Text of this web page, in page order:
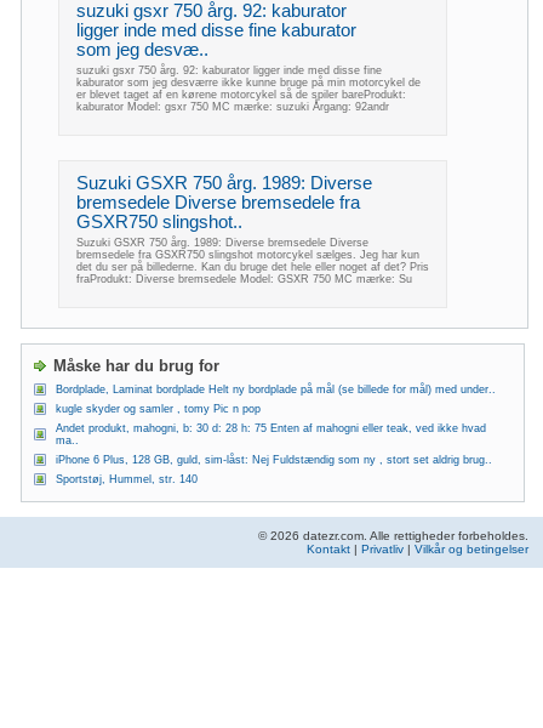
suzuki gsxr 750 årg. 92: kaburator
ligger inde med disse fine kaburator
som jeg desvæ..
suzuki gsxr 750 årg. 92: kaburator ligger inde med disse fine
kaburator som jeg desværre ikke kunne bruge på min motorcykel de
er blevet taget af en kørene motorcykel så de spiler bareProdukt:
kaburator Model: gsxr 750 MC mærke: suzuki Årgang: 92andr
Suzuki GSXR 750 årg. 1989: Diverse
bremsedele Diverse bremsedele fra
GSXR750 slingshot..
Suzuki GSXR 750 årg. 1989: Diverse bremsedele Diverse
bremsedele fra GSXR750 slingshot motorcykel sælges. Jeg har kun
det du ser på billederne. Kan du bruge det hele eller noget af det? Pris
fraProdukt: Diverse bremsedele Model: GSXR 750 MC mærke: Su
Måske har du brug for
Bordplade, Laminat bordplade Helt ny bordplade på mål (se billede for mål) med under..
kugle skyder og samler , tomy Pic n pop
Andet produkt, mahogni, b: 30 d: 28 h: 75 Enten af mahogni eller teak, ved ikke hvad
ma..
iPhone 6 Plus, 128 GB, guld, sim-låst: Nej Fuldstændig som ny , stort set aldrig brug..
Sportstøj, Hummel, str. 140
© 2026 datezr.com. Alle rettigheder forbeholdes.
Kontakt | Privatliv | Vilkår og betingelser